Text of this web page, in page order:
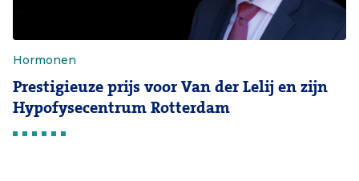
Hormonen
Prestigieuze prijs voor Van der Lelij en zijn
Hypofysecentrum Rotterdam